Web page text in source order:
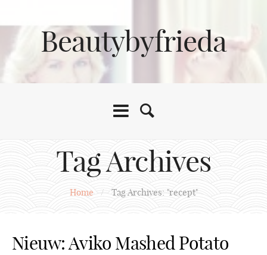
Beautybyfrieda
Tag Archives
Home / Tag Archives: "recept"
Nieuw: Aviko Mashed Potato